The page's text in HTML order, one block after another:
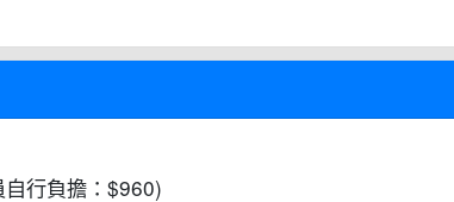
行負擔：$960)